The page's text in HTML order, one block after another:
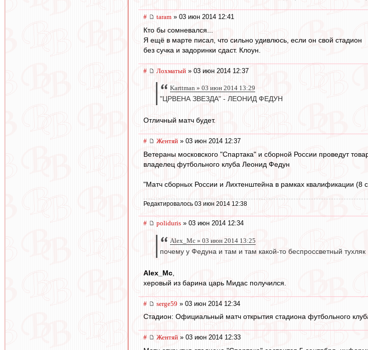
# taram » 03 июн 2014 12:41
Кто бы сомневался...
Я ещё в марте писал, что сильно удивлюсь, если он свой стадион
без сучка и задоринки сдаст. Клоун.
# Лохматый » 03 июн 2014 12:37
Karttman » 03 июн 2014 13:29
"ЦРВЕНА ЗВЕЗДА" - ЛЕОНИД ФЕДУН
Отличный матч будет.
# Жентяй » 03 июн 2014 12:37
Ветераны московского "Спартака" и сборной России проведут
владелец футбольного клуба Леонид Федун
"Матч сборных России и Лихтенштейна в рамках квалификации (8
Редактировалось 03 июн 2014 12:38
# poliduris » 03 июн 2014 12:34
Alex_Mc » 03 июн 2014 13:25
почему у Федуна и там и там какой-то беспроссветный тухляк
Alex_Mc
херовый из барина царь Мидас получился.
# serge59 » 03 июн 2014 12:34
Стадион: Официальный матч открытия стадиона футбольного
# Жентяй » 03 июн 2014 12:33